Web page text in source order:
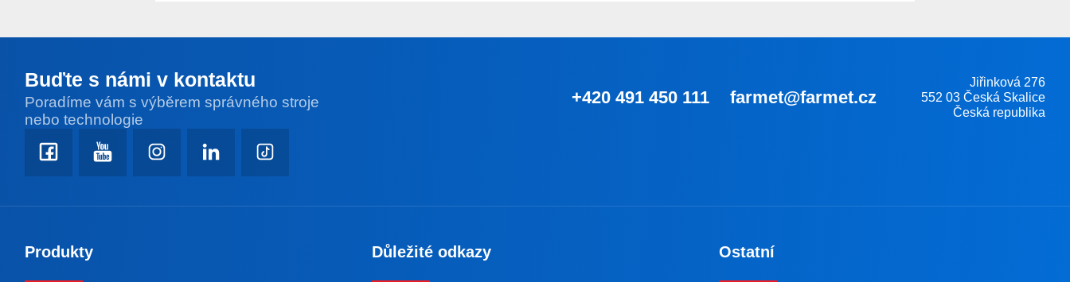
Buďte s námi v kontaktu
Poradíme vám s výběrem správného stroje
nebo technologie
+420 491 450 111 farmet@farmet.cz
Jiřinková 276
552 03 Česká Skalice
Česká republika
Produkty Důležité odkazy Ostatní